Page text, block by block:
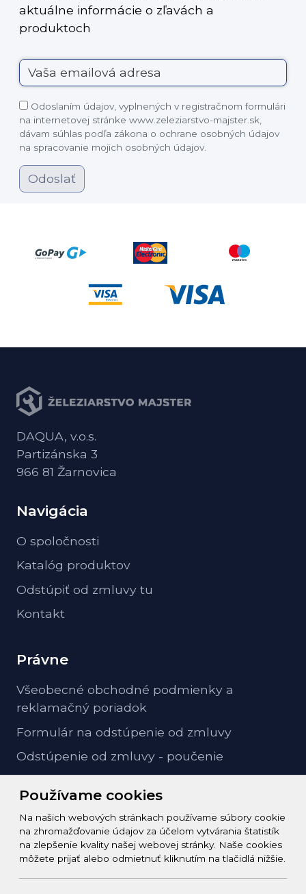
aktuálne informácie o zľavách a
produktoch
Odoslaním údajov, vyplnených v registračnom formulári
na internetovej stránke www.zeleziarstvo-majster.sk,
dávam súhlas podľa zákona o ochrane osobných údajov
na spracovanie mojich osobných údajov.
Odoslať
Používame cookies
Na našich webových stránkach používame súbory cookie
na zhromažďovanie údajov za účelom vytvárania štatistík
na zlepšenie kvality našej webovej stránky. Naše cookies
môžete prijať alebo odmietnuť kliknutím na tlačidlá nižšie.
DAQUA, v.o.s.
Partizánska 3
966 81 Žarnovica
Navigácia
O spoločnosti
Katalóg produktov
Odstúpiť od zmluvy tu
Kontakt
Právne
Všeobecné obchodné podmienky a
reklamačný poriadok
Formulár na odstúpenie od zmluvy
Odstúpenie od zmluvy - poučenie
Kontakt
info@zeleziarstvo-majster.sk
+421456812908